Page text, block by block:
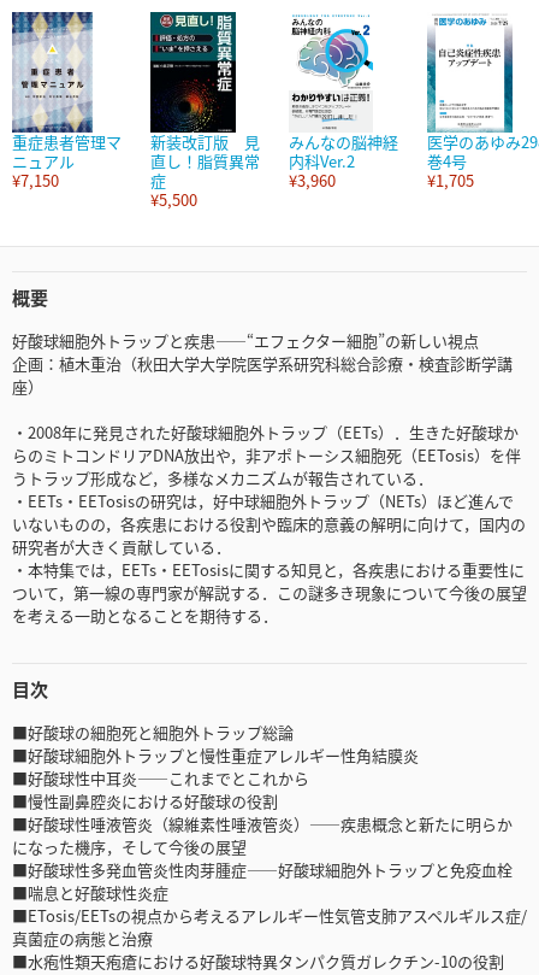
重症患者管理マ
ニュアル
¥7,150
新装改訂版 見
直し！脂質異常
症
¥5,500
みんなの脳神経
内科Ver.2
¥3,960
医学のあゆみ
巻4号
¥1,705
概要
好酸球細胞外トラップと疾患――“エフェクター細胞”の新しい視点
企画：植木重治（秋田大学大学院医学系研究科総合診療・検査診断学講
座）
・2008年に発見された好酸球細胞外トラップ（EETs）．生きた好酸球か
らのミトコンドリアDNA放出や，非アポトーシス細胞死（EETosis）を伴
うトラップ形成など，多様なメカニズムが報告されている．
・EETs・EETosisの研究は，好中球細胞外トラップ（NETs）ほど進んで
いないものの，各疾患における役割や臨床的意義の解明に向けて，国内の
研究者が大きく貢献している．
・本特集では，EETs・EETosisに関する知見と，各疾患における重要性に
ついて，第一線の専門家が解説する．この謎多き現象について今後の展望
を考える一助となることを期待する．
目次
■好酸球の細胞死と細胞外トラップ総論
■好酸球細胞外トラップと慢性重症アレルギー性角結膜炎
■好酸球性中耳炎――これまでとこれから
■慢性副鼻腔炎における好酸球の役割
■好酸球性唾液管炎（線維素性唾液管炎）――疾患概念と新たに明らか
になった機序，そして今後の展望
■好酸球性多発血管炎性肉芽腫症――好酸球細胞外トラップと免疫血栓
■喘息と好酸球性炎症
■ETosis/EETsの視点から考えるアレルギー性気管支肺アスペルギルス症/
真菌症の病態と治療
■水疱性類天疱瘡における好酸球特異タンパク質ガレクチン-10の役割